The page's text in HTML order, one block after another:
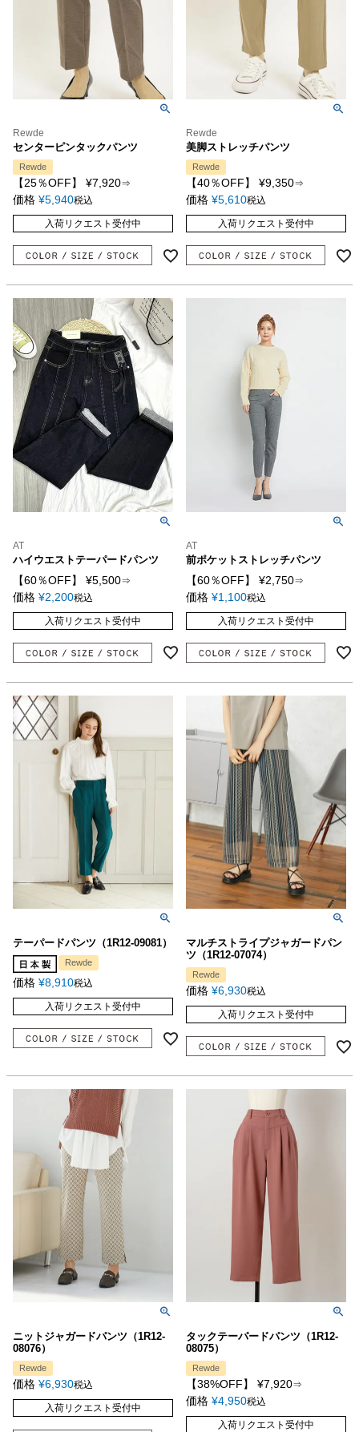
Rewde
センターピンタックパンツ
Rewde
【25％OFF】 ¥7,920⇒
価格 ¥5,940税込
入荷リクエスト受付中
Rewde
美脚ストレッチパンツ
Rewde
【40％OFF】 ¥9,350⇒
価格 ¥5,610税込
入荷リクエスト受付中
AT
ハイウエストテーパードパンツ
【60％OFF】 ¥5,500⇒
価格 ¥2,200税込
入荷リクエスト受付中
AT
前ポケットストレッチパンツ
【60％OFF】 ¥2,750⇒
価格 ¥1,100税込
入荷リクエスト受付中
テーパードパンツ（1R12-09081）
Rewde
価格 ¥8,910税込
入荷リクエスト受付中
マルチストライプジャガードパン
ツ（1R12-07074）
Rewde
価格 ¥6,930税込
入荷リクエスト受付中
ニットジャガードパンツ（1R12-
08076）
Rewde
価格 ¥6,930税込
入荷リクエスト受付中
タックテーパードパンツ（1R12-
08075）
Rewde
【38%OFF】 ¥7,920⇒
価格 ¥4,950税込
入荷リクエスト受付中